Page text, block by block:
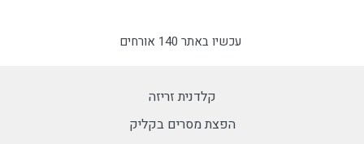
עכשיו באתר 140 אורחים
קלדנית זריזה
הפצת מסרים בקליק